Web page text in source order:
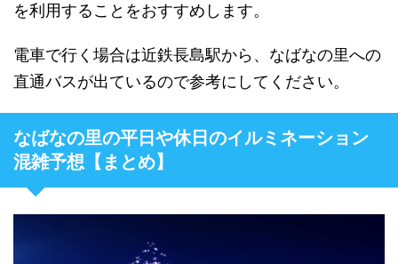
を利用することをおすすめします。
電車で行く場合は近鉄長島駅から、なばなの里への
直通バスが出ているので参考にしてください。
なばなの里の平日や休日のイルミネーション
混雑予想【まとめ】